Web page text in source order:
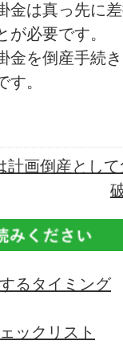
るタイミング
ックリスト
金は真っ先に
が必要です。
金を倒産手続
す。
計画倒産とし